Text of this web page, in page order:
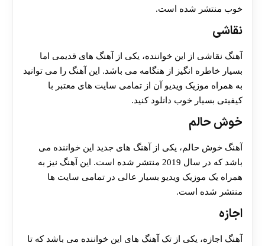
خوب منتشر شده است.
نقاشی
آهنگ نقاشی از این خواننده، یکی از آهنگ های قدیمی اما
بسیار خاطره انگیز از هنگامه می باشد. این آهنگ را می توانید
به همراه موزیک ویدیو آن از تمامی سایت های معتبر با
کیفیتی بسیار خوب دانلود کنید.
خوش حالم
آهنگ خوش حالم، یکی از آهنگ های جدید این خواننده می
باشد که در سال 2019 منتشر شده است. این آهنگ نیز به
همراه یک موزیک ویدیو بسیار عالی در تمامی سایت ها
منتشر شده است.
اجازه
آهنگ اجازه، یکی از تک آهنگ های این خواننده می باشد که تا